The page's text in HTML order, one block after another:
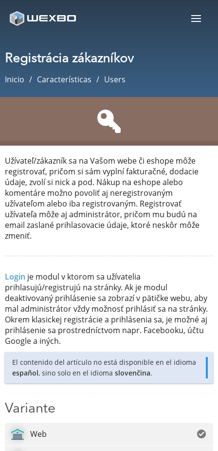
Registrácia zákazníkov
Inicio Características Users
Užívateľ/zákazník sa na Vašom webe či eshope môže
registrovať, pričom si sám vyplní fakturačné, dodacie
údaje, zvolí si nick a pod. Nákup na eshope alebo
komentáre možno povoliť aj neregistrovaným
užívateľom alebo iba registrovaným. Registrovať
užívateľa môže aj administrátor, pričom mu budú na
email zaslané prihlasovacie údaje, ktoré neskôr môže
zmeniť.
Login je modul v ktorom sa užívatelia
prihlasujú/registrujú na stránky. Ak je modul
deaktivovaný prihlásenie sa zobrazí v pätičke webu, aby
mal administrátor vždy možnosť prihlásiť sa na stránky.
Okrem klasickej registrácie a prihlásenia sa, je možné aj
prihlásenie sa prostredníctvom napr. Facebooku, účtu
Google a iných.
El contenido del artículo no está disponible en el idioma
español, sino solo en el idioma slovenčina.
Variante
Web